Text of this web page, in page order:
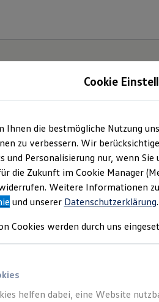
und
GmbH & Co. KG(Impressum &
Cookie
Ihnen die bestmögliche Nutzung
zu verbessern. Wir
Personalisierung nur, wenn Sie
die Zukunft im Cookie Manager
Weitere Informationen
und unserer Datenschutzerklärung.
Cookies werden durch uns
helfen dabei, eine Website